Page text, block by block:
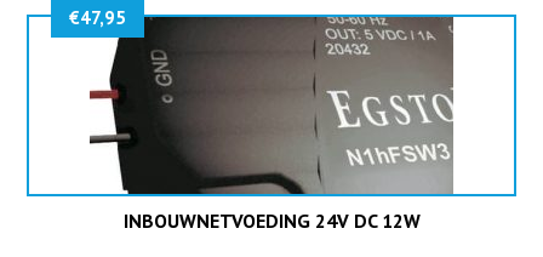
INBOUWNETVOEDING 24V DC 12W
€47,95